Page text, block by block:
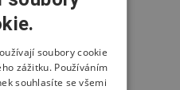
soubory cookie
zážitku. Používáním
souhlasíte se všemi